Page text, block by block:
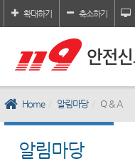
확대하기 축소하기
Home 알림마당 Q & A
알림마당